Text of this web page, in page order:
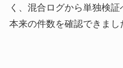
く、混合ログから単独検証
本来の件数を確認できまし